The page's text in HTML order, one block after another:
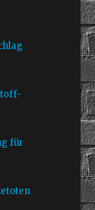
für